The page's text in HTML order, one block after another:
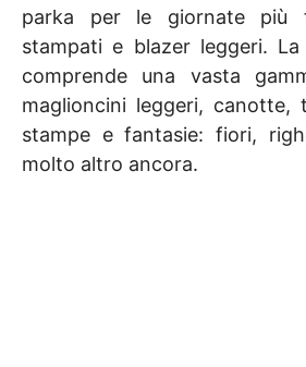
parka per le giornate più
stampati e blazer leggeri.
comprende una vasta
maglioncini leggeri,
stampe e fantasie: fiori,
molto altro ancora.